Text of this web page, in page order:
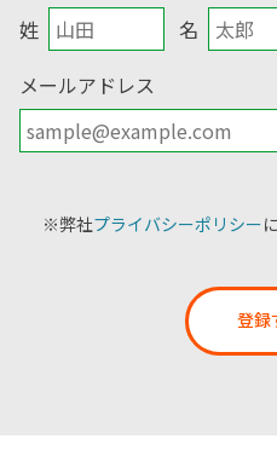
姓
名
メールアドレス
※弊社プライバシーポリシー
登録